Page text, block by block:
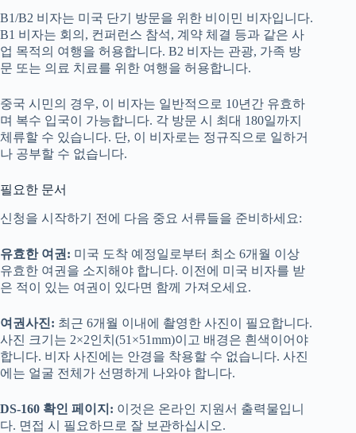
B1/B2 비자는 미국 단기 방문을 위한 비이민 비자입니다.
B1 비자는 회의, 컨퍼런스 참석, 계약 체결 등과 같은 사
업 목적의 여행을 허용합니다. B2 비자는 관광, 가족 방
문 또는 의료 치료를 위한 여행을 허용합니다.
중국 시민의 경우, 이 비자는 일반적으로 10년간 유효하
며 복수 입국이 가능합니다. 각 방문 시 최대 180일까지
체류할 수 있습니다. 단, 이 비자로는 정규직으로 일하거
나 공부할 수 없습니다.
필요한 문서
신청을 시작하기 전에 다음 중요 서류들을 준비하세요:
유효한 여권: 미국 도착 예정일로부터 최소 6개월 이상
유효한 여권을 소지해야 합니다. 이전에 미국 비자를 받
은 적이 있는 여권이 있다면 함께 가져오세요.
여권사진: 최근 6개월 이내에 촬영한 사진이 필요합니다.
사진 크기는 2×2인치(51×51mm)이고 배경은 흰색이어야
합니다. 비자 사진에는 안경을 착용할 수 없습니다. 사진
에는 얼굴 전체가 선명하게 나와야 합니다.
DS-160 확인 페이지: 이것은 온라인 지원서 출력물입니
다. 면접 시 필요하므로 잘 보관하십시오.